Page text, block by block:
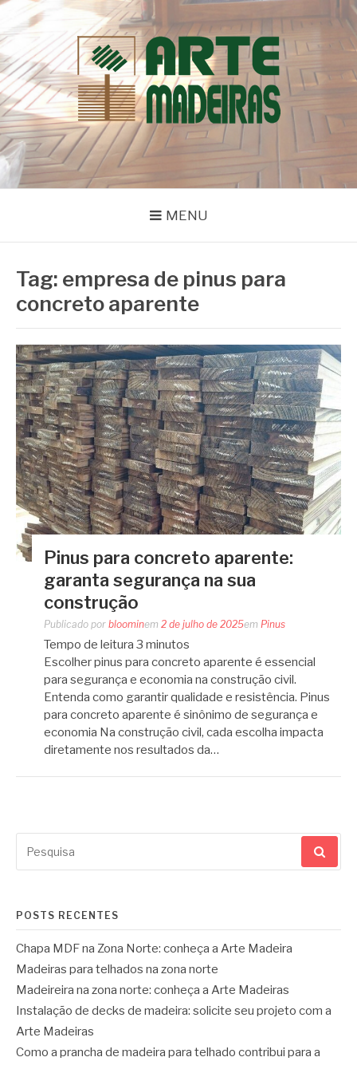
Pular
para
o
conteúdo
BLOG | ARTE
MADEIRAS
Dicas e Novidades sobre Madeiras
MENU
Tag: empresa de pinus para
concreto aparente
Pinus para concreto aparente:
garanta segurança na sua
construção
Publicado por bloominem 2 de julho de 2025em Pinus
Tempo de leitura 3 minutos
Escolher pinus para concreto aparente é essencial
para segurança e economia na construção civil.
Entenda como garantir qualidade e resistência. Pinus
para concreto aparente é sinônimo de segurança e
economia Na construção civil, cada escolha impacta
diretamente nos resultados da…
por:
POSTS RECENTES
Chapa MDF na Zona Norte: conheça a Arte Madeira
Madeiras para telhados na zona norte
Madeireira na zona norte: conheça a Arte Madeiras
Instalação de decks de madeira: solicite seu projeto com a
Arte Madeiras
Como a prancha de madeira para telhado contribui para a